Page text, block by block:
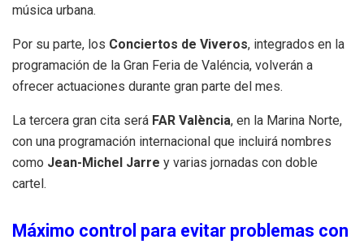
música urbana.
Por su parte, los Conciertos de Viveros, integrados en la
programación de la Gran Feria de Valéncia, volverán a
ofrecer actuaciones durante gran parte del mes.
La tercera gran cita será FAR València, en la Marina Norte,
con una programación internacional que incluirá nombres
como Jean-Michel Jarre y varias jornadas con doble
cartel.
Máximo control para evitar problemas con